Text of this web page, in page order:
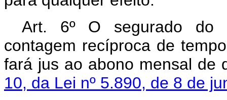
Art. 6º O segurado do
contagem recíproca de
fará jus ao abono mensal de
10, da Lei nº 5.890, de 8 de